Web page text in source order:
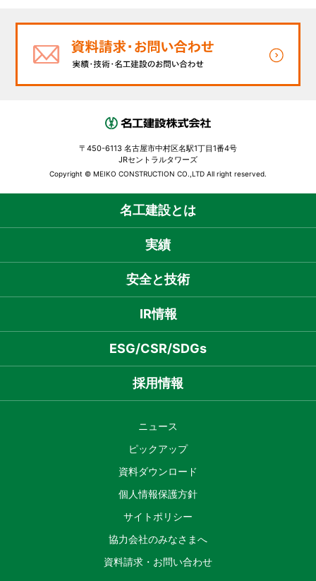
〒450-6113 名古屋市中村区名駅1丁目1番4号
JRセントラルタワーズ
Copyright © MEIKO CONSTRUCTION CO.,LTD All right reserved.
名工建設とは
実績
安全と技術
IR情報
ESG/CSR/SDGs
採用情報
ニュース
ピックアップ
資料ダウンロード
個人情報保護方針
サイトポリシー
協力会社のみなさまへ
資料請求・お問い合わせ